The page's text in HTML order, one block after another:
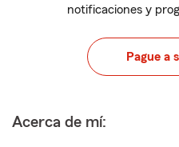
notificaciones y
Pague a
Acerca de mí: